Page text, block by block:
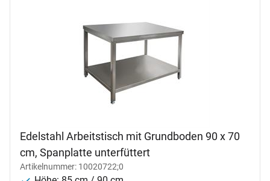
Edelstahl Arbeitstisch mit Grundboden 90 x 70
cm, Spanplatte unterfüttert
Artikelnummer: 10020722;0